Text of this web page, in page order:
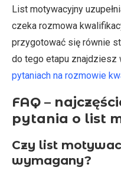
List motywacyjny
czeka rozmowa
przygotować się równie
do tego etapu znajdziesz
pytaniach na rozmowie
FAQ –
pytania o list
Czy list
wymagany?